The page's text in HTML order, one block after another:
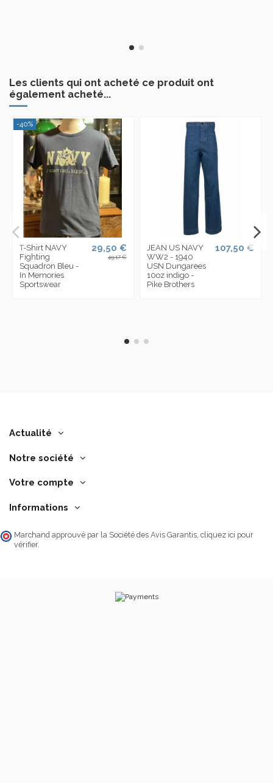
Les clients qui ont acheté ce produit ont
également acheté...
-40%
T-Shirt NAVY
Fighting
Squadron Bleu -
In Memories
Sportswear
29,50 €
49,17 €
JEAN US NAVY
WW2 - 1940
USN Dungarees
10oz indigo -
Pike Brothers
107,50 €
Actualité
Notre société
Votre compte
Informations
Marchand approuvé par la Société des Avis Garantis, cliquez ici pour
vérifier.